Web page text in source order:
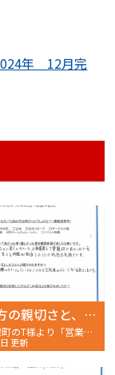
年 12月完
「営業の方の親切さと、実際のカラーシミュレーションによる完成後のイメージが出来ることです。」
明石市大久保町のT様より「営業の方の親切さと、実際のカラーシミュレーションによる完成後のイメージが出来ることです。」〜完工後アンケート〜
更新